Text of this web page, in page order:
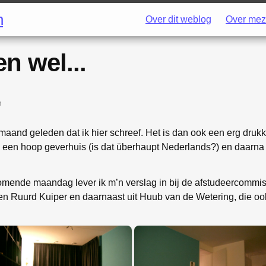
Over dit weblog Over
wel...
geleden dat ik hier schreef. Het is dan ook een erg
hoop geverhuis (is dat überhaupt Nederlands?) en
maandag lever ik m’n verslag in bij de
Ruurd Kuiper en daarnaast uit Huub van de Wetering, die